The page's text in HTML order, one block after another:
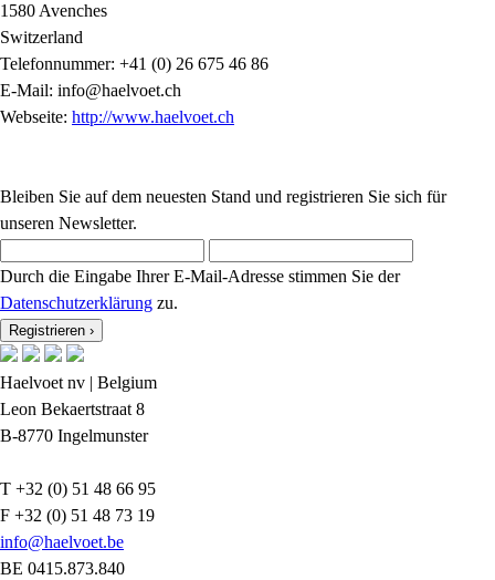
1580 Avenches
Switzerland
Telefonnummer: +41 (0) 26 675 46 86
E-Mail: info@haelvoet.ch
Webseite: http://www.haelvoet.ch
Bleiben Sie auf dem neuesten Stand und registrieren Sie sich für
unseren Newsletter.
Durch die Eingabe Ihrer E-Mail-Adresse stimmen Sie der
Datenschutzerklärung zu.
Registrieren ›
Haelvoet nv | Belgium
Leon Bekaertstraat 8
B-8770 Ingelmunster
T +32 (0) 51 48 66 95
F +32 (0) 51 48 73 19
info@haelvoet.be
BE 0415.873.840